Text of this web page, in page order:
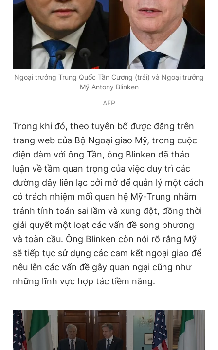
Đặt báo Quảng cáo RSS Tòa soạn Chính sách bảo
Tổng biên tập: Nguyễn Ngọc Toàn
Phó tổng biên tập thường trực: Hải Thành
Phó tổng biên tập: Lâm Hiếu Dũng
Phó tổng biên tập: Trần Việt Hưng
Tổng thư ký tòa soạn: Đức Trung
Giấy phép xuất bản số 110/GP - BTTTT cấp ngày 24.3.2020
© 2003-2026 Bản quyền thuộc về Báo Thanh Niên. Cấm sao
bản. Phát triển bởi ePi Technologies, JSC.
Ngoại trưởng Trung Quốc Tần Cương (trái) và Ngoại trưởng
Mỹ Antony Blinken
AFP
Trong khi đó, theo tuyên bố được đăng trên
trang web của Bộ Ngoại giao Mỹ, trong cuộc
điện đàm với ông Tần, ông Blinken đã thảo
luận về tầm quan trọng của việc duy trì các
đường dây liên lạc cởi mở để quản lý một cách
có trách nhiệm mối quan hệ Mỹ-Trung nhằm
tránh tính toán sai lầm và xung đột, đồng thời
giải quyết một loạt các vấn đề song phương
và toàn cầu. Ông Blinken còn nói rõ rằng Mỹ
sẽ tiếp tục sử dụng các cam kết ngoại giao để
nêu lên các vấn đề gây quan ngại cũng như
những lĩnh vực hợp tác tiềm năng.